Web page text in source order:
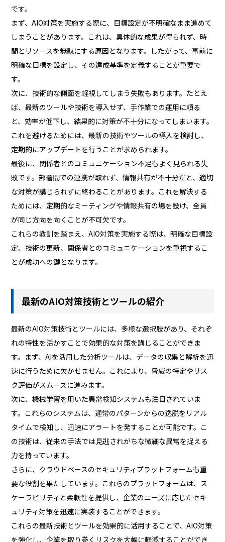
です。
まず、AIO対策を実施する際に、目標設定が不明確なまま進めて
しまうことがあります。これは、具体的な成果が得られず、時
間とリソースを無駄にする原因となります。したがって、事前に
明確な目標を設定し、その達成基準を定義することが重要で
す。
次に、技術的な側面を軽視してしまう失敗もあります。たとえ
ば、最新のツールや技術を導入せず、手作業での運用に頼る
と、効率が低下し、結果的に対策が不十分になってしまいます。
これを避けるためには、最新の技術やツールの導入を検討し、
定期的にアップデートを行うことが求められます。
最後に、関係者とのコミュニケーション不足もよく見られる失
敗です。部署間での連携が取れず、情報共有が不十分だと、適切
な対策が講じられずに終わることがあります。これを解決する
ためには、定期的なミーティングや情報共有の場を設け、全員
が同じ方向を向くことが不可欠です。
これらの教訓を踏まえ、AIO対策を実施する際は、明確な目標設
定、技術の更新、関係者とのコミュニケーションを重視するこ
とが成功への鍵となります。
最新のAIO対策技術とツールの紹介
最新のAIO対策技術とツールには、多様な選択肢があり、それぞ
れの特性を活かすことで効果的な対策を講じることができま
す。まず、AIを活用した分析ツールは、データの収集と解析を迅
速に行うために欠かせません。これにより、脅威の特定やリス
ク評価がスムーズに進みます。
次に、機械学習を用いた異常検知システムも注目されていま
す。これらのシステムは、通常のパターンからの逸脱をリアル
タイムで検知し、迅速にアラートを発することが可能です。こ
の技術は、従来の手法では見逃されがちな微細な異常を捉える
力を持っています。
さらに、クラウドベースのセキュリティプラットフォームも重
要な役割を果たしています。これらのプラットフォームは、ス
ケーラビリティと柔軟性を提供し、企業のニーズに応じたセキ
ュリティ対策を迅速に実装することができます。
これらの最新技術とツールを効果的に活用することで、AIO対策
を強化し、企業を取り巻くリスクを大幅に軽減することができ